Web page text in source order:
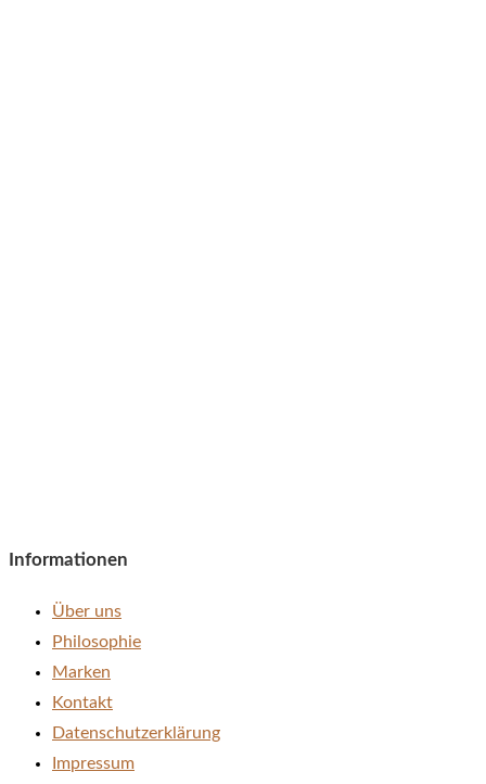
Informationen
Über uns
Philosophie
Marken
Kontakt
Datenschutzerklärung
Impressum